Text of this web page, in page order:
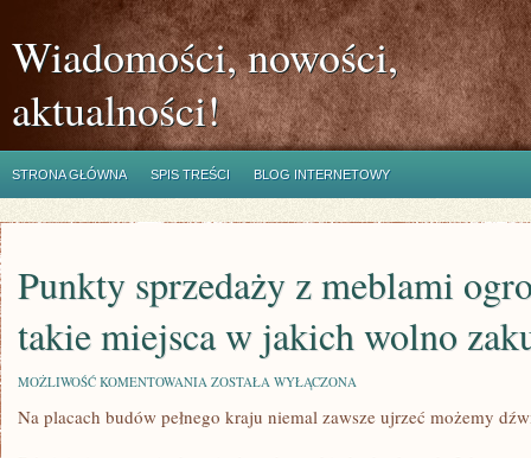
Wiadomości, nowości,
aktualności!
STRONA GŁÓWNA SPIS TREŚCI BLOG INTERNETOWY
Punkty sprzedaży z meblami
takie miejsca w jakich wolno
MOŻLIWOŚĆ KOMENTOWANIA PUNKTY
Z
MEBLAMI
ZOSTAŁA WYŁĄCZONA
Na placach budów pełnego kraju niemal zawsze ujrzeć możemy